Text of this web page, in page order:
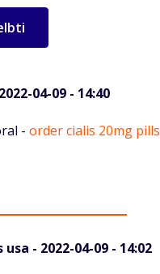
04-09 - 14:40
- order cialis 20mg pills
usa - 2022-04-09 - 14:02